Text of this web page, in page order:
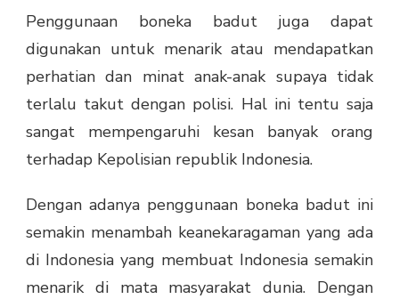
Penggunaan boneka badut juga dapat
digunakan untuk menarik atau mendapatkan
perhatian dan minat anak-anak supaya tidak
terlalu takut dengan polisi. Hal ini tentu saja
sangat mempengaruhi kesan banyak orang
terhadap Kepolisian republik Indonesia.
Dengan adanya penggunaan boneka badut ini
semakin menambah keanekaragaman yang ada
di Indonesia yang membuat Indonesia semakin
menarik di mata masyarakat dunia. Dengan